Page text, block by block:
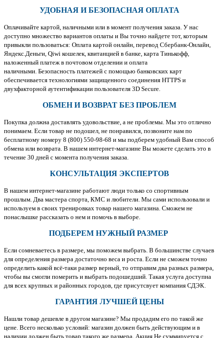
УДОБНАЯ И БЕЗОПАСНАЯ ОПЛАТА
Оплачивайте картой, наличными или в момент получения заказа. У нас
доступно множество вариантов оплаты и Вы точно найдете тот, которым
привыкли пользоваться: Оплата картой онлайн, перевод Сбербанк-Онлайн,
Яндекс.Деньги, Qiwi кошелек, квитанцией в банке, карта Тинькофф,
наложенный платеж в почтовом отделении и оплата
наличными. Безопасность платежей с помощью банковских карт
обеспечивается технологиями защищенного соединения HTTPS и
двухфакторной аутентификации пользователя 3D Secure.
ОБМЕН И ВОЗВРАТ БЕЗ ПРОБЛЕМ
Покупка должна доставлять удовольствие, а не проблемы. Мы это отлично
понимаем. Если товар не подошел, не понравился, позвоните нам по
бесплатному номеру 8 (800) 550-98-68 и мы подберем удобный Вам способ
обмена или возврата. В нашем интернет-магазине Вы можете сделать это в
течение 30 дней с момента получения заказа.
КОНСУЛЬТАЦИЯ ЭКСПЕРТОВ
В нашем интернет-магазине работают люди только со спортивным
прошлым. Два мастера спорта, КМС и любители. Мы сами использовали и
используем в своих тренировках товар нашего магазина. Сможем не
понаслышке рассказать о нем и помочь в выборе.
ПОДБЕРЕМ НУЖНЫЙ РАЗМЕР
Если сомневаетесь в размере, мы поможем выбрать. В большинстве случаев
для определения размера достаточно веса и роста. Если не сможем точно
определить какой всё-таки размер верный, то отправим два разных размера,
чтобы вы смогли померить и выбрать подошедший. Такая услуга доступна
для всех крупных и районных городов, где присутсвует компания СДЭК.
ГАРАНТИЯ ЛУЧШЕЙ ЦЕНЫ
Нашли товар дешевле в другом магазине? Мы продадим его по такой же
цене. Всего несколько условий: магазин должен быть действующим и в
наличии должен быть товар такого же размера. Акция Не суммируется с